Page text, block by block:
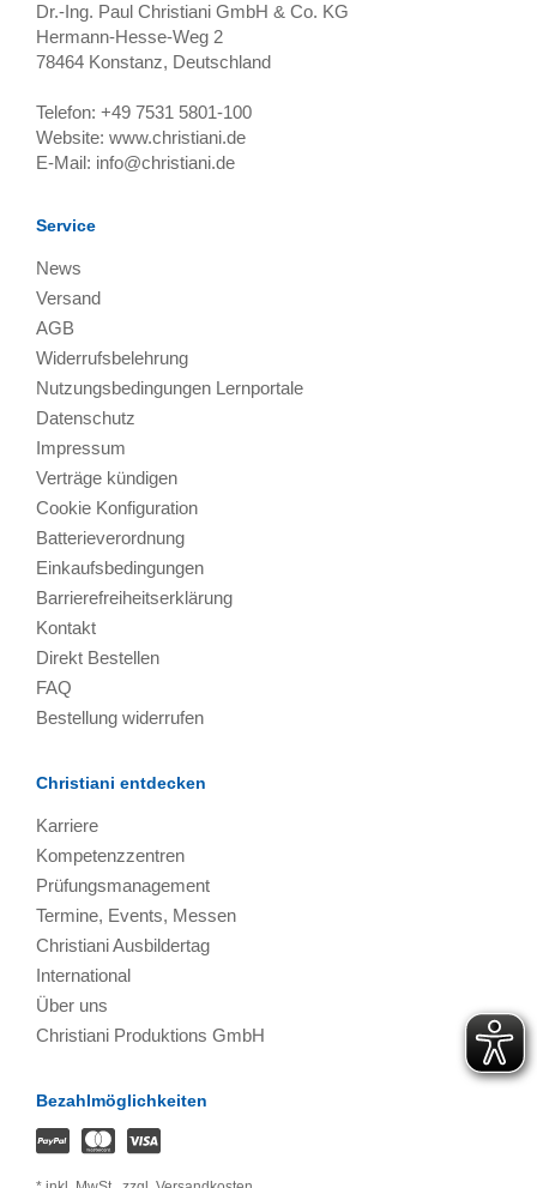
Dr.-Ing. Paul Christiani GmbH & Co. KG
Hermann-Hesse-Weg 2
78464 Konstanz, Deutschland
Telefon: +49 7531 5801-100
Website: www.christiani.de
E-Mail: info@christiani.de
Service
News
Versand
AGB
Widerrufsbelehrung
Nutzungsbedingungen Lernportale
Datenschutz
Impressum
Verträge kündigen
Cookie Konfiguration
Batterieverordnung
Einkaufsbedingungen
Barrierefreiheitserklärung
Kontakt
Direkt Bestellen
FAQ
Bestellung widerrufen
Christiani entdecken
Karriere
Kompetenzzentren
Prüfungsmanagement
Termine, Events, Messen
Christiani Ausbildertag
International
Über uns
Christiani Produktions GmbH
Bezahlmöglichkeiten